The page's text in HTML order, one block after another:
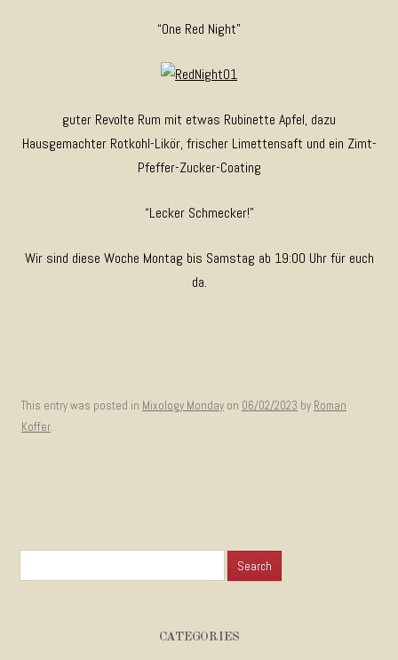
“One Red Night”
guter Revolte Rum mit etwas Rubinette Apfel, dazu
Hausgemachter Rotkohl-Likör, frischer Limettensaft und ein Zimt-
Pfeffer-Zucker-Coating
“Lecker Schmecker!”
Wir sind diese Woche Montag bis Samstag ab 19:00 Uhr für euch
da.
This entry was posted in Mixology Monday on 06/02/2023 by Roman
Koffer.
CATEGORIES